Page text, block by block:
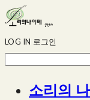
LOG IN 로그인
소리의